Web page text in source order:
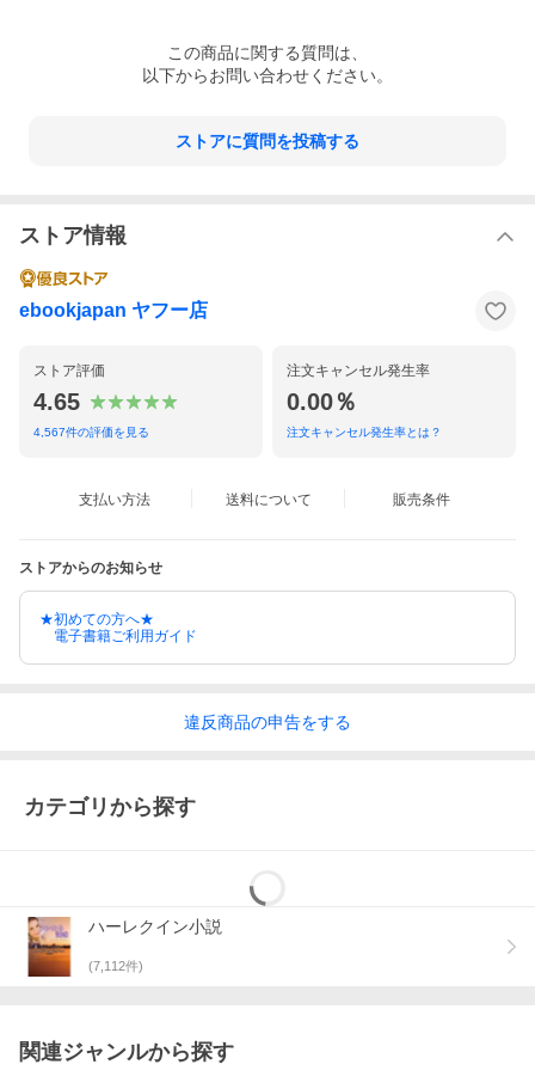
この商品に関する質問は、
以下からお問い合わせください。
ストアに質問を投稿する
ストア情報
ebookjapan ヤフー店
ストア評価
4.65
4,567件の評価を見る
注文キャンセル発生率
0.00％
注文キャンセル発生率とは？
支払い方法 送料について 販売条件
ストアからのお知らせ
★初めての方へ★
電子書籍ご利用ガイド
違反商品の申告をする
カテゴリから探す
ハーレクイン小説
(7,112件)
関連ジャンルから探す